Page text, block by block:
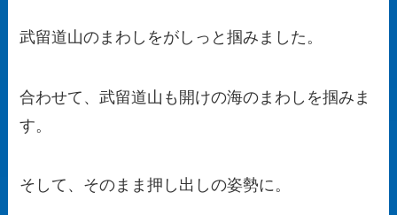
武留道山のまわしをがしっと掴みました。
合わせて、武留道山も開けの海のまわしを掴みま
す。
そして、そのまま押し出しの姿勢に。